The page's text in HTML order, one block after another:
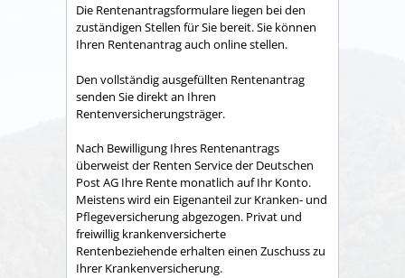
Die Rentenantragsformulare liegen bei den
zuständigen Stellen für Sie bereit. Sie können
Ihren Rentenantrag auch online stellen.
Den vollständig ausgefüllten Rentenantrag
senden Sie direkt an Ihren
Rentenversicherungsträger.
Nach Bewilligung Ihres Rentenantrags
überweist der Renten Service der Deutschen
Post AG Ihre Rente monatlich auf Ihr Konto.
Meistens wird ein Eigenanteil zur Kranken- und
Pflegeversicherung abgezogen. Privat und
freiwillig krankenversicherte
Rentenbeziehende erhalten einen Zuschuss zu
Ihrer Krankenversicherung.